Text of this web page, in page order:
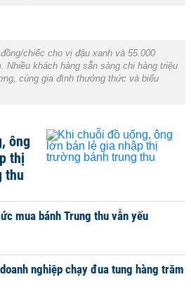
chiếc cho vị đậu xanh và 55.000
Nhiều khách hàng sẵn sàng chi hàng triệu
cùng gia đình thưởng thức và biếu
ông
thị
thu
mua bánh Trung thu vẫn yếu
nghiệp chạy đua tung hàng trăm